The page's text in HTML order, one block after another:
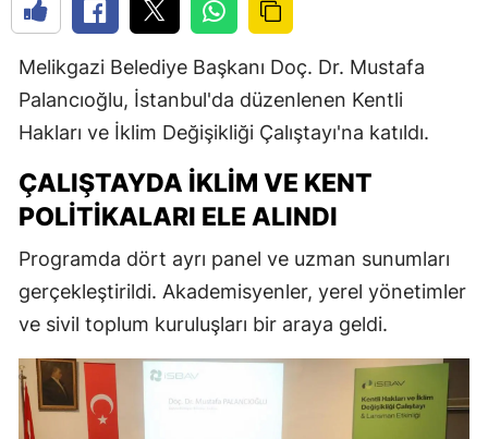
Melikgazi Belediye Başkanı Doç. Dr. Mustafa
Palancıoğlu, İstanbul'da düzenlenen Kentli
Hakları ve İklim Değişikliği Çalıştayı'na katıldı.
ÇALIŞTAYDA İKLIM VE KENT
POLITIKALARI ELE ALINDI
Programda dört ayrı panel ve uzman sunumları
gerçekleştirildi. Akademisyenler, yerel yönetimler
ve sivil toplum kuruluşları bir araya geldi.